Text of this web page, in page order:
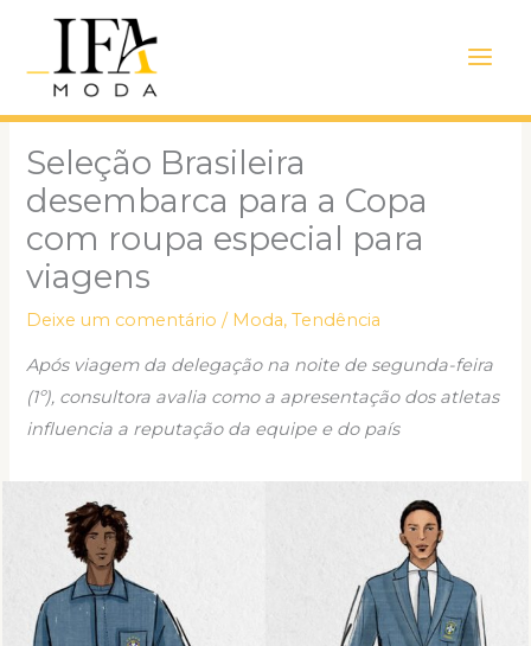
conteúdo
Menu
Seleção Brasileira
desembarca para a Copa
com roupa especial para
viagens
Deixe um comentário / Moda,Tendência
Após viagem da delegação na noite de segunda-feira
(1º), consultora avalia como a apresentação dos atletas
influencia a reputação da equipe e do país